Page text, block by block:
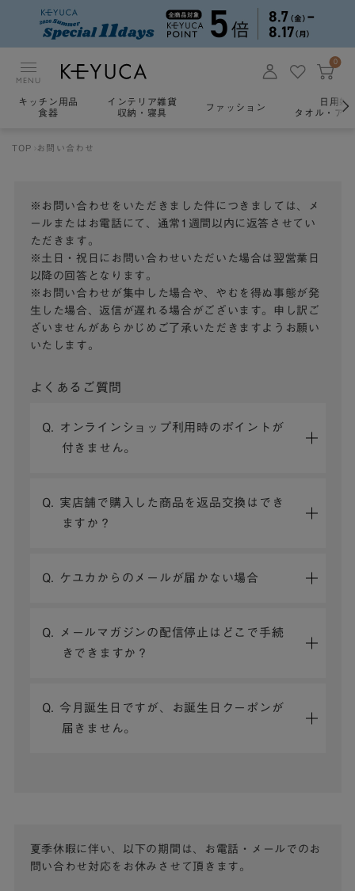
MENU
0
キッチン用品
食器
インテリア雑貨
収納・寝具
ファッション
日用雑
タオル・ア
TOP お問い合わせ
※お問い合わせをいただきました件につきましては、メ
ールまたはお電話にて、通常1週間以内に返答させてい
ただきます。
※土日・祝日にお問い合わせいただいた場合は翌営業日
以降の回答となります。
※お問い合わせが集中した場合や、やむを得ぬ事態が発
生した場合、返信が遅れる場合がございます。申し訳ご
ざいませんがあらかじめご了承いただきますようお願い
いたします。
よくあるご質問
Q. オンラインショップ利用時のポイントが
付きません。
Q. 実店舗で購入した商品を返品交換はでき
ますか？
Q. ケユカからのメールが届かない場合
Q. メールマガジンの配信停止はどこで手続
きできますか？
Q. 今月誕生日ですが、お誕生日クーポンが
届きません。
夏季休暇に伴い、以下の期間は、お電話・メールでのお
問い合わせ対応をお休みさせて頂きます。